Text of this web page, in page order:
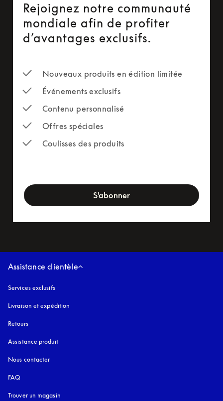
Rejoignez notre communauté
mondiale afin de profiter
d’avantages exclusifs.
Nouveaux produits en édition limitée
Événements exclusifs
Contenu personnalisé
Offres spéciales
Coulisses des produits
S'abonner
Assistance clientèle
Services exclusifs
Livraison et expédition
Retours
Assistance produit
Nous contacter
FAQ
Trouver un magasin